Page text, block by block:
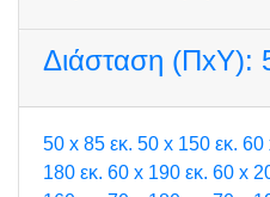
Διάσταση (ΠxΥ):
50 x 85 εκ. 50 x 150 εκ. 60
180 εκ. 60 x 190 εκ. 60 x